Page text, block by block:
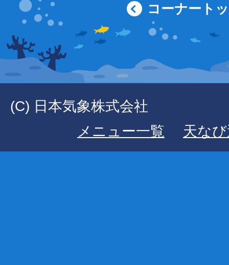
コーナート
(C) 日本気象株式会社
メニュー一覧
天な